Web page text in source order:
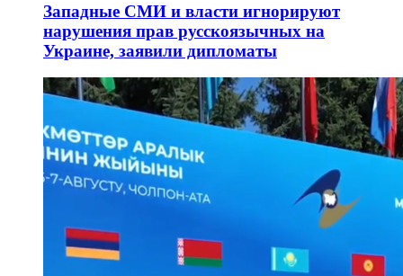
Западные СМИ и власти игнорируют
нарушения прав русскоязычных на
Украине, заявили дипломаты